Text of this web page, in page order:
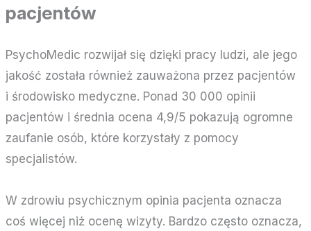
pacjentów
PsychoMedic rozwijał się dzięki pracy ludzi, ale jego
jakość została również zauważona przez pacjentów
i środowisko medyczne. Ponad 30 000 opinii
pacjentów i średnia ocena 4,9/5 pokazują ogromne
zaufanie osób, które korzystały z pomocy
specjalistów.
W zdrowiu psychicznym opinia pacjenta oznacza
coś więcej niż ocenę wizyty. Bardzo często oznacza,